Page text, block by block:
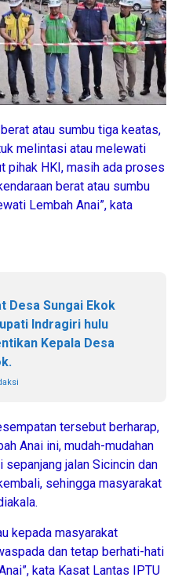
atau sumbu tiga keatas,
melintasi atau melewati
pihak HKI, masih ada proses
berat atau sumbu
Lembah Anai”, kata
Desa Sungai Ekok
Indragiri hulu
Kepala Desa
tersebut berharap,
Anai ini, mudah-mudahan
jalan Sicincin dan
sehingga masyarakat
kepada masyarakat
dan tetap berhati-hati
kata Kasat Lantas IPTU